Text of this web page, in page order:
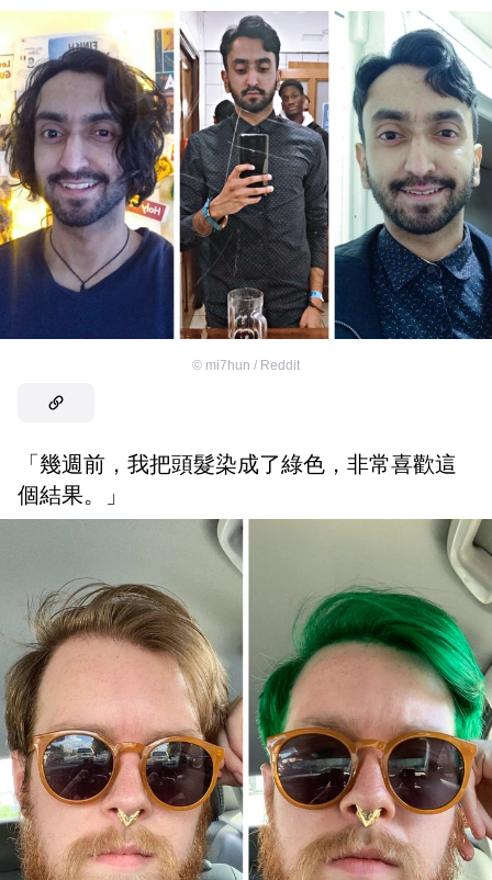
© mi7hun / Reddit
「幾週前，我把頭髮染成了綠色，非常喜歡這
個結果。」